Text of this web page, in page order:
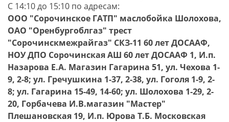
С 14:10 до 15:10 по адресам:
ООО "Сорочинское ГАТП" маслобойка Шолохова,
ОАО "Оренбургоблгаз" тpест
"Соpочинскмежpайгаз" СКЗ-11 60 лет ДОСААФ,
НОУ ДПО Сорочинская АШ 60 лет ДОСААФ 1, И.п.
Назарова Е.А. Магазин Гагарина 51, ул. Чехова 1-
9, 2-8; ул. Гречушкина 1-37, 2-38, ул. Гоголя 1-9, 2-
8; ул. Гагарина 15-49, 14-60; ул. Шолохова 1-29, 2-
20, Горбачева И.В.магазин "Мастер"
Плешановская 19, И.п. Юрова Т.Б. Московская